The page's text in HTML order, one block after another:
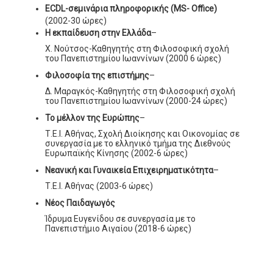
ECDL-σεμινάρια πληροφορικής (MS- Office)
(2002-30 ώρες)
Η εκπαίδευση στην Ελλάδα–
Χ. Νούτσος-Καθηγητής στη Φιλοσοφική σχολή
του Πανεπιστημίου Ιωαννίνων (2000 6 ώρες)
Φιλοσοφία της επιστήμης–
Δ. Μαραγκός-Καθηγητής στη Φιλοσοφική σχολή
του Πανεπιστημίου Ιωαννίνων (2000-24 ώρες)
Το μέλλον της Ευρώπης–
Τ.Ε.Ι. Αθήνας, Σχολή Διοίκησης και Οικονομίας σε
συνεργασία με το ελληνικό τμήμα της Διεθνούς
Ευρωπαϊκής Κίνησης (2002-6 ώρες)
Νεανική και Γυναικεία Επιχειρηματικότητα–
Τ.Ε.Ι. Αθήνας (2003-6 ώρες)
Νέος Παιδαγωγός
Ίδρυμα Ευγενίδου σε συνεργασία με το
Πανεπιστήμιο Αιγαίου (2018-6 ώρες)